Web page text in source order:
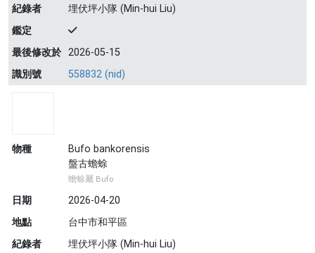
紀錄者
埋伏坪小隊 (Min-hui Liu)
鑑定
最後修改於 2026-05-15
識別號
558832 (nid)
物種
Bufo bankorensis
盤古蟾蜍
蟾蜍屬 Bufo
日期
2026-04-20
地點
台中市和平區
紀錄者
埋伏坪小隊 (Min-hui Liu)